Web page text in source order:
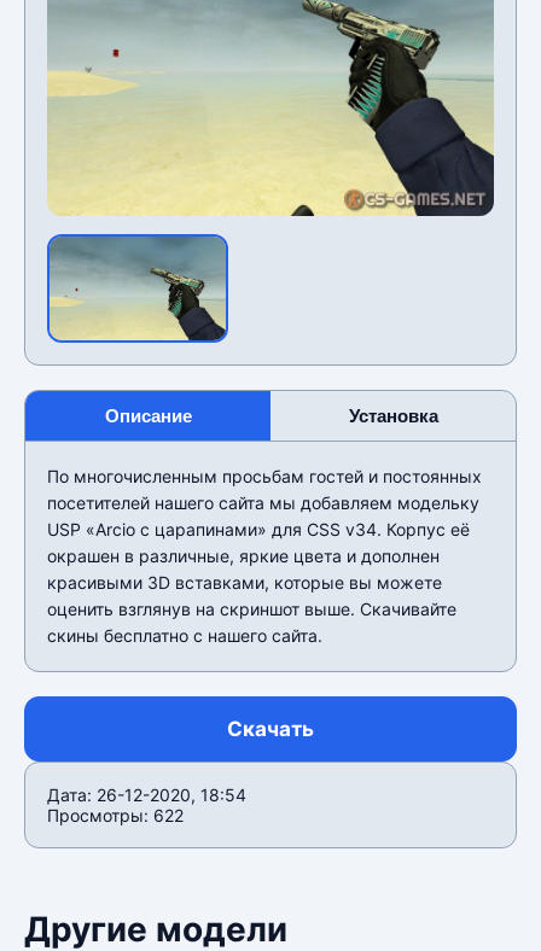
Описание Установка
По многочисленным просьбам гостей и постоянных
посетителей нашего сайта мы добавляем модельку
USP «Arcio с царапинами» для CSS v34. Корпус её
окрашен в различные, яркие цвета и дополнен
красивыми 3D вставками, которые вы можете
оценить взглянув на скриншот выше. Скачивайте
скины бесплатно с нашего сайта.
Скачать
Дата: 26-12-2020, 18:54
Просмотры: 622
Другие модели